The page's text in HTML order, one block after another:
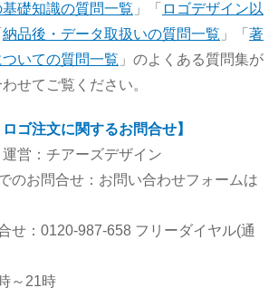
礎知識の質問一覧 」「 ロゴデザイン以
納品後・データ取扱いの質問一覧 」「 著
いての質問一覧 」のよくある質問集が
せてご覧ください。
ゴ注文に関するお問合せ】
営：チアーズデザイン
のお問合せ：お問い合わせフォームは
せ：0120-987-658 フリーダイヤル(通
～21時